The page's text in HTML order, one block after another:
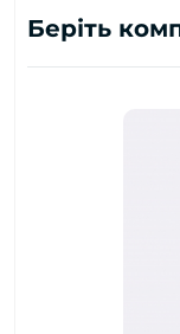
Беріть